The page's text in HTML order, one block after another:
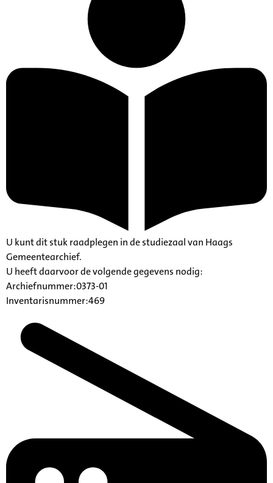
U kunt dit stuk raadplegen in de studiezaal van Haags
Gemeentearchief.
U heeft daarvoor de volgende gegevens nodig:
Archiefnummer:0373-01
Inventarisnummer:469